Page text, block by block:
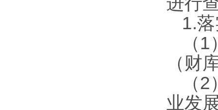
1.
（
（财
（
业发